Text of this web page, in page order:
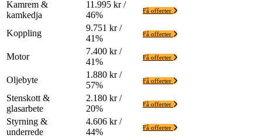
Kamrem &
kamkedja
11.995 kr /
46%
Få offerter
Koppling
9.751 kr /
41%
Få offerter
Motor
7.400 kr /
41%
Få offerter
Oljebyte
1.880 kr /
57%
Få offerter
Stenskott &
glasarbete
2.180 kr /
20%
Få offerter
Styrning &
underrede
4.606 kr /
44%
Få offerter